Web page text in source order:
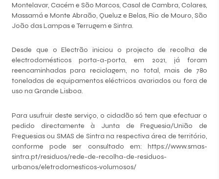
Montelavar, Cacém e São Marcos, Casal de Cambra, Colares,
Massamá e Monte Abraão, Queluz e Belas, Rio de Mouro, São
João das Lampas e Terrugem e Sintra.
Desde que o Electrão iniciou o projecto de recolha de
electrodomésticos porta-a-porta, em 2021, já foram
reencaminhadas para reciclagem, no total, mais de 780
toneladas de equipamentos eléctricos avariados ou fora de
uso na Grande Lisboa.
Para usufruir deste serviço, o cidadão só tem que efectuar o
pedido directamente à Junta de Freguesia/União de
Freguesias ou SMAS de Sintra na respectiva área de território,
conforme pode ser consultado em: https://www.smas-
sintra.pt/residuos/rede-de-recolha-de-residuos-
urbanos/eletrodomesticos-volumosos/